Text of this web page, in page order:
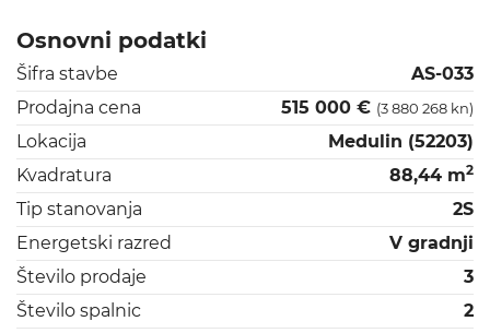
Osnovni podatki
Šifra stavbe
AS-033
Prodajna cena
515 000 € (3 880 268 kn)
Lokacija
Medulin (52203)
Kvadratura
88,44 m2
Tip stanovanja
2S
Energetski razred
V gradnji
Število prodaje
3
Število spalnic
2